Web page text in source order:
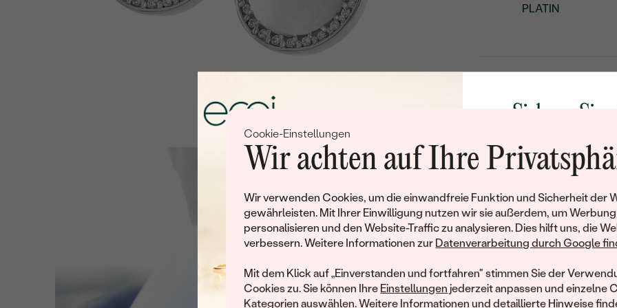
Cookie-Einstellungen
Wir achten auf Ihre
Wir verwenden Cookies, um die einwandfreie Funktion und Sicherheit der
gewährleisten. Mit Ihrer Einwilligung nutzen wir sie außerdem, um Werbung
personalisieren und den Website-Traffic zu analysieren. Dies hilft uns, die
verbessern. Weitere Informationen zur Datenverarbeitung durch Google
Mit dem Klick auf „Einverstanden und fortfahren" stimmen Sie der
Cookies zu. Sie können Ihre Einstellungen jederzeit anpassen und einzelne
Kategorien auswählen. Weitere Informationen und detaillierte Hinweise
PLATIN
Schmuckdetails
HERKUNFT DES METALLS:
METALLOBERFLÄCHE:
UNGEFÄHRES GEWICHT:
TYP:
Sichern Sie
Rabatt auf
Werden Sie Teil
und entdecken Sie die
gefertigten Schmucks
Ihren ersten